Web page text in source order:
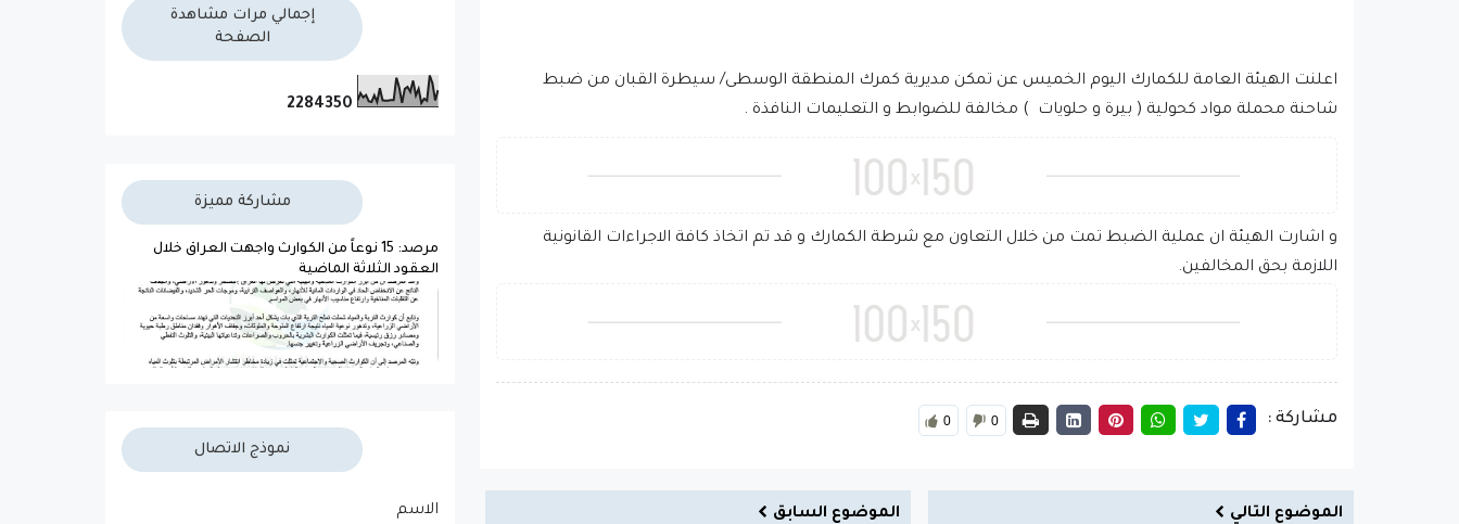
اعلنت الهيئة العامة للكمارك اليوم الخميس عن تمكن مديرية كمرك المنطقة الوسطى/ سيطرة القبان من ضبط
شاحنة محملة مواد كحولية ( بيرة و حلويات ) مخالفة للضوابط و التعليمات النافذة .
و اشارت الهيئة ان عملية الضبط تمت من خلال التعاون مع شرطة الكمارك و قد تم اتخاذ كافة الاجراءات القانونية
اللازمة بحق المخالفين.
مشاركة : 0 0
الموضوع التالي
الموضوع السابق
إجمالي مرات مشاهدة
الصفحة
2284350
مشاركة مميزة
مرصد: 15 نوعاً من الكوارث واجهت العراق خلال
العقود الثلاثة الماضية
نموذج الاتصال
الاسم